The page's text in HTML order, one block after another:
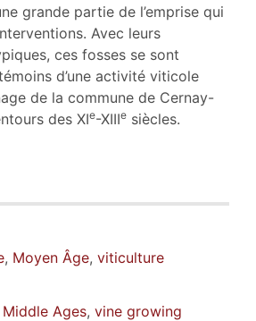
grande partie de l’emprise qui
Avec leurs
ces fosses se sont
d’une activité viticole
de la commune de Cernay-
des XIe-XIIIe siècles.
, Moyen Âge, viticulture
Middle Ages, vine growing